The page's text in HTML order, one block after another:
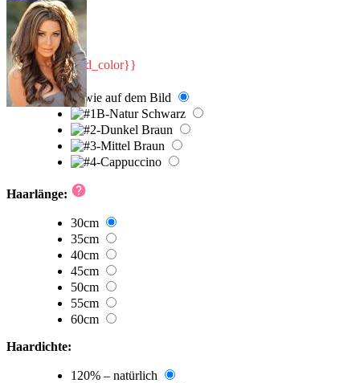
HH001
488,00 €
Haarfarbe:
{{selected_color}}
Haarlänge:
30cm
35cm
40cm
45cm
50cm
55cm
60cm
Haardichte:
120% – natürlich